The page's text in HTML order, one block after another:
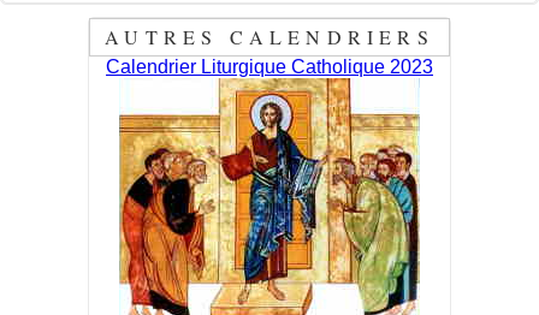
AUTRES CALENDRIERS
Calendrier Liturgique Catholique 2023